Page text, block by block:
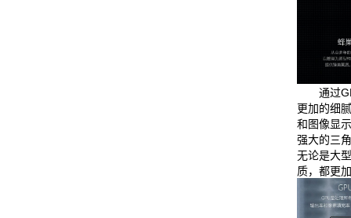
通过
更加的细
和图像显
强大的三
无论是大
质，都更